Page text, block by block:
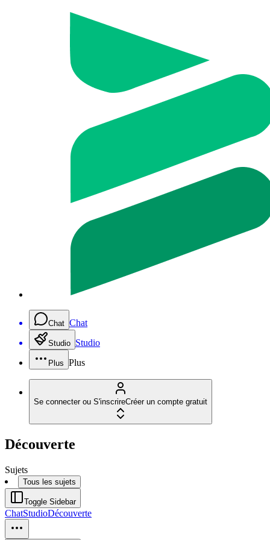
Chat Chat
Studio Studio
Plus Plus
Se connecter ou S'inscrireCréer un compte gratuit
Découverte
Sujets
Tous les sujets
Toggle Sidebar
ChatStudioDécouverte